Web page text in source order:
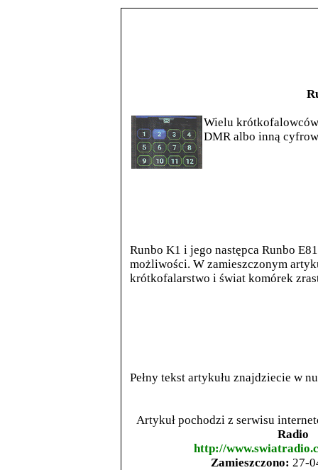
Wielu
DMR albo inną
Runbo K1 i jego następca Runbo
możliwości. W zamieszczonym
krótkofalarstwo i świat komórek
Pełny tekst artykułu znajdziecie w
Artykuł pochodzi z serwisu
Radio
http://
Zamieszczono: 27-